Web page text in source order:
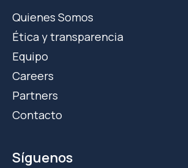
Quienes Somos
Ética y transparencia
Equipo
Careers
Partners
Contacto
Síguenos